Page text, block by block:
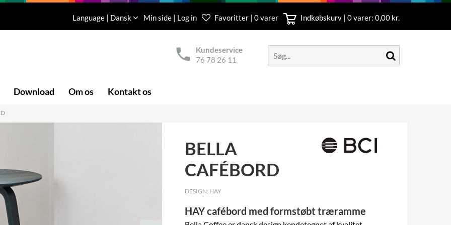
Language | Dansk Min side | Log in Favoritter | 0 varer Indkøbskurv | 0varer: 0,00 kr.
Kundeservice
76 78 26 11
Download Om os Kontakt os
BELLA
CAFÉBORD
DESIGN: HAY
HAY cafébord med formstøbt træramme